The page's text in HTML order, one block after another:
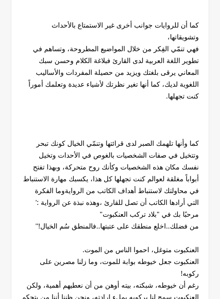
كما أن للروايات جوانب أخرى غير الاستمتاع بالأحداث
وتشويقاتها،
فهي تنمّي الفِكر من خلال المواضيع المطروحة، وتساهم في
تطوير اللغة العربية لدى القارئ فبلاغة الكلام وحسن سبك
المعاني يرقى بلغتك ويزيد من حصيلة المفردات والأساليب
اللغوية لديك، كما أنها تغير نظرتك لأشياء عديدة وتعلمك أموراً
كنت تجهلها.
كما وأنها تلهمك الصبر لدى قرائتها وتنمّي الخيال كونك تبحر
وتتخيل في صفات الشخصيات بالغوص في الأحدات وتخيل
نفسك مكان هذه الشخصيات وكأنك روح متحركة، وبهذا تفتح
أبواباً مغلقة لعوالم كنت تجهلها كل هذا، يكسبك مهارة الاستنباط
في محاولتك لاستنباط أهداف الكاتب من الروايةوما الفكرة
التي أرادها الكاتب أن تصل للقارئ ،وهذه نبذة عن الرواية :'
مرحبًا بك في "بلاد تركب العنكبوت"
من فضلك..اخلع منطقك على عتبتها..فالمنطق سُم الخيال!''
العنكبوت متوغل، احموا الناس من الموت.
العنكبوت جعل خيوطه بوابة للموت، وما زلنا مصرين على
ركوبه!
رغم أن خيوطه، شبكته، بيته أوهن من أن نعطيهم أهمية، ولكن
العنكبوت سمح لنا بركوبه بملء إرادته، ونحن ظننا أننا من يتحكم